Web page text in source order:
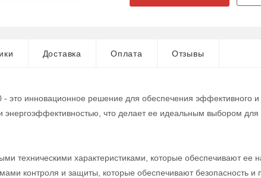
Доставка Оплата Отзывы
- это инновационное решение для обеспечения эффективного
энергоэффективностью, что делает ее идеальным выбором
техническими характеристиками, которые обеспечивают
контроля и защиты, которые обеспечивают безопасность